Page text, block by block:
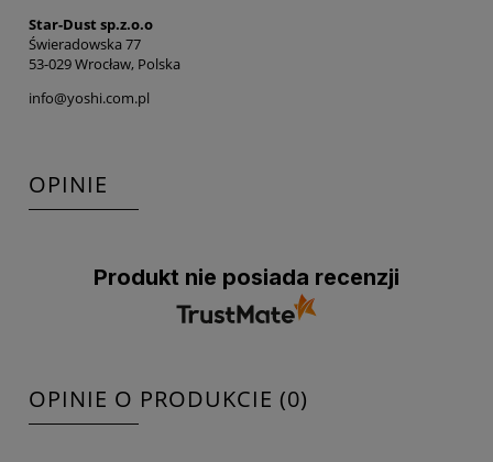
Star-Dust sp.z.o.o
Świeradowska 77
53-029 Wrocław, Polska
info@yoshi.com.pl
OPINIE
Produkt nie posiada recenzji
OPINIE O PRODUKCIE (0)